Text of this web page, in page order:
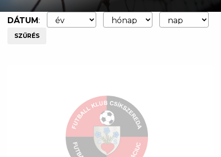
DÁTUM:
SZŰRÉS